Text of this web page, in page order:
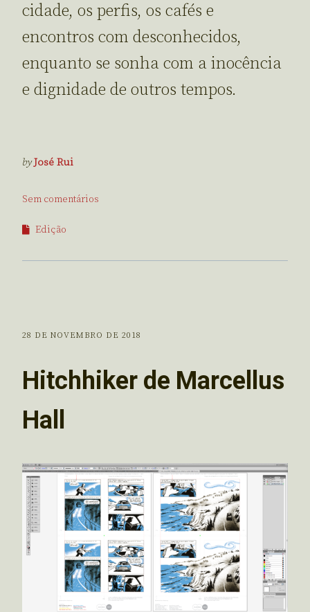
cidade, os perfis, os cafés e
encontros com desconhecidos,
enquanto se sonha com a inocência
e dignidade de outros tempos.
byJosé Rui
Sem comentários
Edição
28 DE NOVEMBRO DE 2018
Hitchhiker de Marcellus
Hall